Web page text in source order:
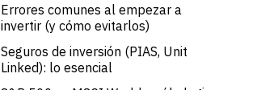
Errores comunes al empezar a
invertir (y cómo evitarlos)
Seguros de inversión (PIAS, Unit
Linked): lo esencial